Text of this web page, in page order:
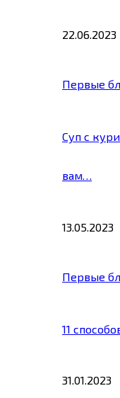
22.06.2023
Первые
Суп с
вам…
13.05.2023
Первые
11
31.01.2023